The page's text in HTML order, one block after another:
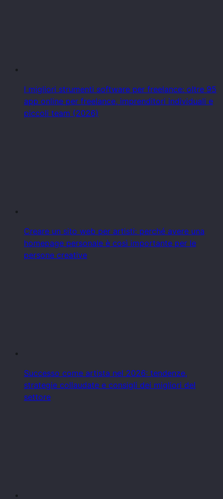
I migliori strumenti software per freelance: oltre 95
app online per freelance, imprenditori individuali e
piccoli team (2026)
Creare un sito web per artisti: perché avere una
homepage personale è così importante per le
persone creative
Successo come artista nel 2026: tendenze,
strategie collaudate e consigli dei migliori del
settore